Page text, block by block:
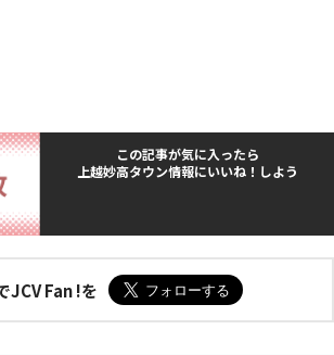
この記事が気に入ったら
上越妙高タウン情報にいいね！しよう
Fan !を